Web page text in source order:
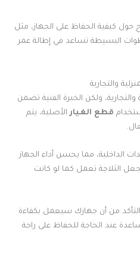
حول كيفية الحفاظ على الجهاز، مثل
البسيطة تساعد في إطالة عمر
والتجارية
ولكن الخبرة الفنية تضمن
قطع الغيار الأصلية، يتم
الداخلية، مما يحسن أداء الجهاز
الثلاجة تعمل كما لو كانت
من أن جهازك سيعمل بكفاءة
عند الحاجة للحفاظ على راحة